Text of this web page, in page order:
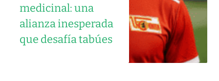
medicinal: una
alianza inesperada
que desafía tabúes